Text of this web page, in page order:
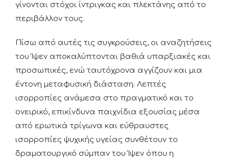
γίνονται στόχοι ίντριγκας και πλεκτάνης από το
περιβάλλον τους.
Πίσω από αυτές τις συγκρούσεις, οι αναζητήσεις
του Ίψεν αποκαλύπτονται βαθιά υπαρξιακές και
προσωπικές, ενώ ταυτόχρονα αγγίζουν και μια
έντονη μεταφυσική διάσταση. Λεπτές
ισορροπίες ανάμεσα στο πραγματικό και το
ονειρικό, επικίνδυνα παιχνίδια εξουσίας μέσα
από ερωτικά τρίγωνα και εύθραυστες
ισορροπίες ψυχικής υγείας συνθέτουν το
δραματουργικό σύμπαν του Ίψεν όπου η